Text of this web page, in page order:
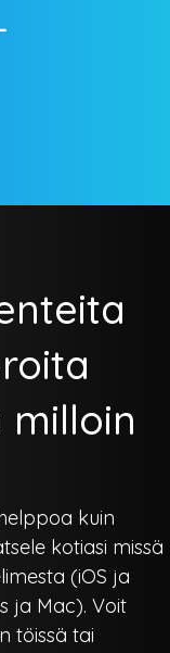
kuin
kotiasi missä
(iOS ja
ja Mac). Voit
töissä tai